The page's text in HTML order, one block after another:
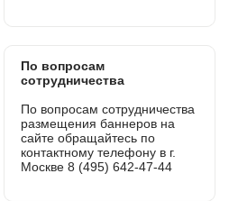
По вопросам
сотрудничества
По вопросам сотрудничества
размещения баннеров на
сайте обращайтесь по
контактному телефону в г.
Москве 8 (495) 642-47-44